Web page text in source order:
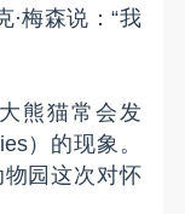
·梅森说：“我
熊猫常会发
）的现象。
园这次对怀